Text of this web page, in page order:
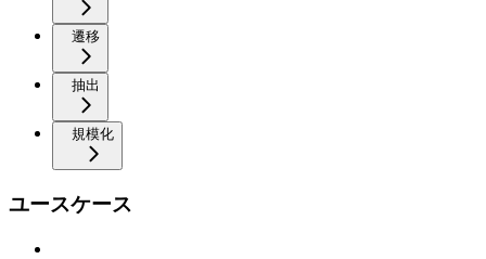
遷移
抽出
規模化
ユースケース